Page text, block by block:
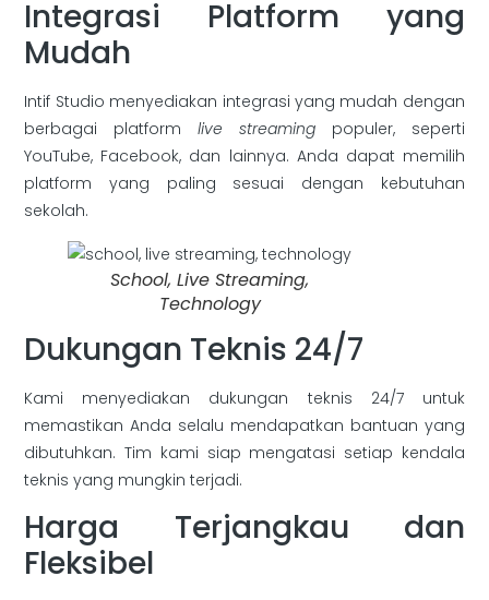
Integrasi Platform yang
Mudah
Intif Studio menyediakan integrasi yang mudah dengan
berbagai platformlive streamingpopuler, seperti
YouTube, Facebook, dan lainnya. Anda dapat memilih
platform yang paling sesuai dengan kebutuhan
sekolah.
School, Live Streaming,
Technology
Dukungan Teknis 24/7
Kami menyediakan dukungan teknis 24/7 untuk
memastikan Anda selalu mendapatkan bantuan yang
dibutuhkan. Tim kami siap mengatasi setiap kendala
teknis yang mungkin terjadi.
Harga Terjangkau dan
Fleksibel